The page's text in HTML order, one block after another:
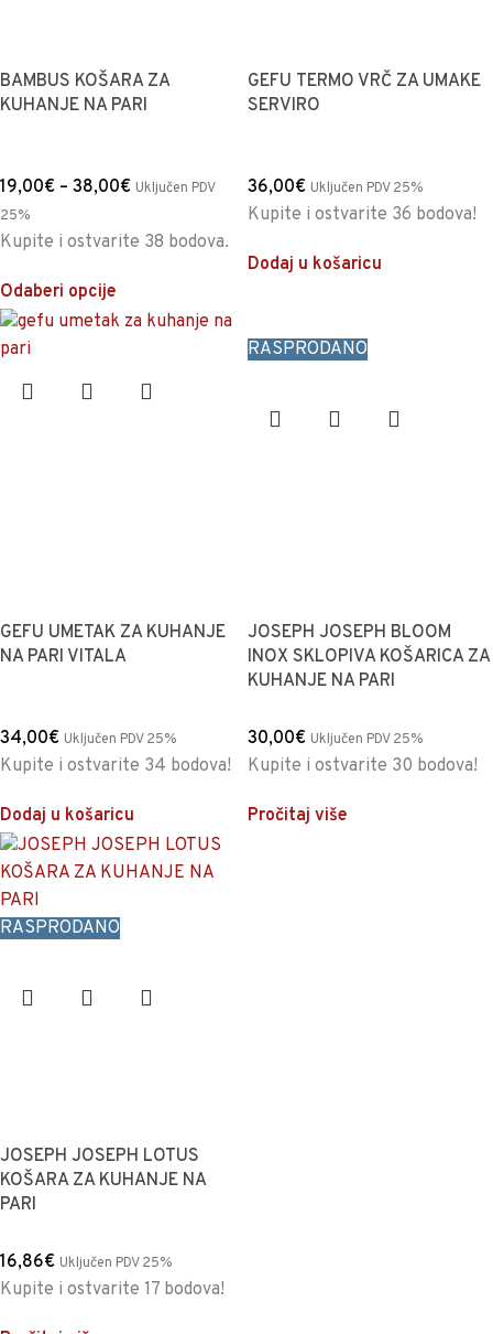
BAMBUS KOŠARA ZA
KUHANJE NA PARI
19,00€ – 38,00€ Uključen PDV
25%
Kupite i ostvarite 38 bodova.
Odaberi opcije
GEFU TERMO VRČ ZA UMAKE
SERVIRO
36,00€ Uključen PDV 25%
Kupite i ostvarite 36 bodova!
Dodaj u košaricu
GEFU UMETAK ZA KUHANJE
NA PARI VITALA
34,00€ Uključen PDV 25%
Kupite i ostvarite 34 bodova!
Dodaj u košaricu
RASPRODANO
JOSEPH JOSEPH BLOOM
INOX SKLOPIVA KOŠARICA ZA
KUHANJE NA PARI
30,00€ Uključen PDV 25%
Kupite i ostvarite 30 bodova!
Pročitaj više
RASPRODANO
JOSEPH JOSEPH LOTUS
KOŠARA ZA KUHANJE NA
PARI
16,86€ Uključen PDV 25%
Kupite i ostvarite 17 bodova!